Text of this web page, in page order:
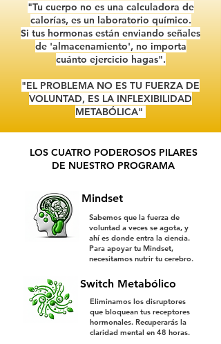
"Tu cuerpo no es una calculadora de
calorías, es un laboratorio químico.
Si tus hormonas están enviando señales
de 'almacenamiento', no importa
cuánto ejercicio hagas".
"EL PROBLEMA NO ES TU FUERZA DE
VOLUNTAD, ES LA INFLEXIBILIDAD
METABÓLICA"
LOS CUATRO PODEROSOS PILARES
DE NUESTRO PROGRAMA
Mindset
Sabemos que la fuerza de
voluntad a veces se agota, y
ahí es donde entra la ciencia.
Para apoyar tu Mindset,
necesitamos nutrir tu cerebro.
Switch Metabólico
Eliminamos los disruptores
que bloquean tus receptores
hormonales. Recuperarás la
claridad mental en 48 horas.